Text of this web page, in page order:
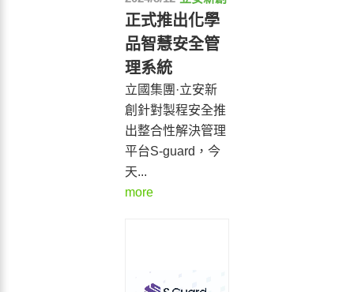
正式推出化學
品智慧安全管
理系統
立國集團·立安新
創針對製程安全推
出整合性解決管理
平台S-guard，今
天...
more